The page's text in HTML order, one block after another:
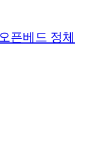
픈베드 정체